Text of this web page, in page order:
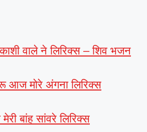
वाले ने लिरिक्स – शिव भजन
आज मोरे अंगना लिरिक्स
बांह सांवरे लिरिक्स